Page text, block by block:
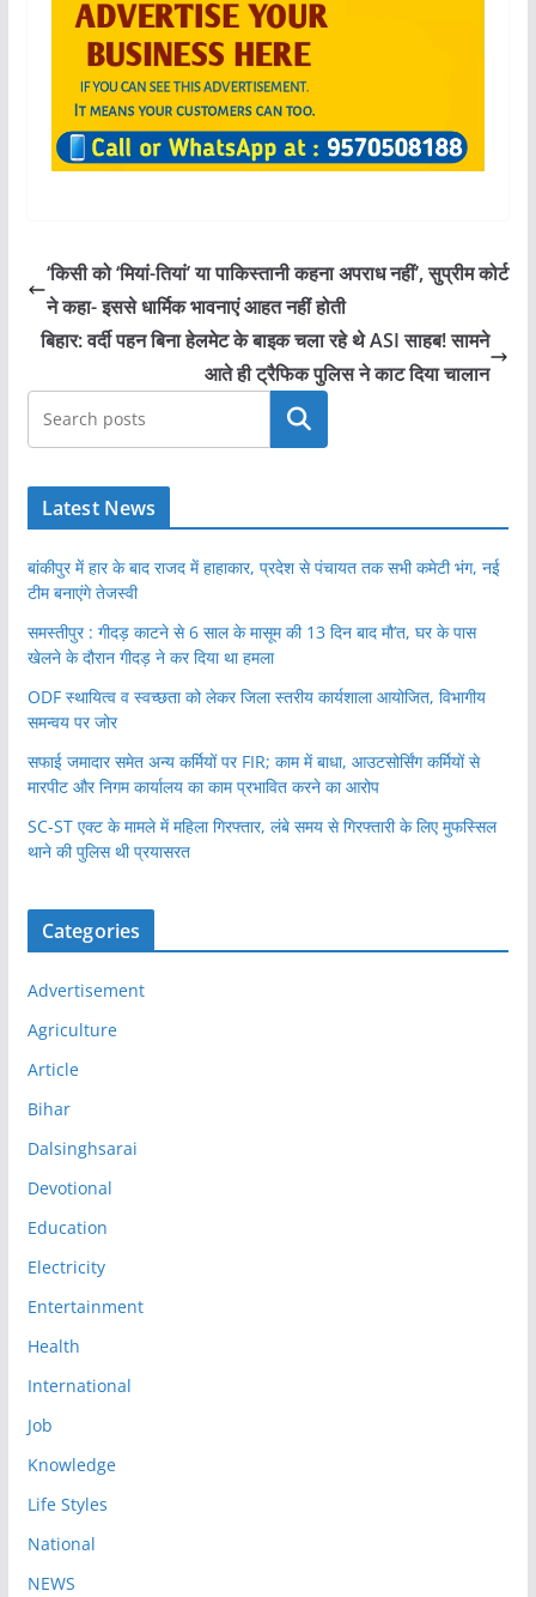
‘किसी को ‘मियां-तियां’ या पाकिस्तानी कहना अपराध नहीं’, सुप्रीम कोर्ट
ने कहा- इससे धार्मिक भावनाएं आहत नहीं होती
बिहार: वर्दी पहन बिना हेलमेट के बाइक चला रहे थे ASI साहब! सामने
आते ही ट्रैफिक पुलिस ने काट दिया चालान
खोजें
Latest News
बांकीपुर में हार के बाद राजद में हाहाकार, प्रदेश से पंचायत तक सभी कमेटी भंग, नई
टीम बनाएंगे तेजस्वी
समस्तीपुर : गीदड़ काटने से 6 साल के मासूम की 13 दिन बाद मौ’त, घर के पास
खेलने के दौरान गीदड़ ने कर दिया था हमला
ODF स्थायित्व व स्वच्छता को लेकर जिला स्तरीय कार्यशाला आयोजित, विभागीय
समन्वय पर जोर
सफाई जमादार समेत अन्य कर्मियों पर FIR; काम में बाधा, आउटसोर्सिंग कर्मियों से
मारपीट और निगम कार्यालय का काम प्रभावित करने का आरोप
SC-ST एक्ट के मामले में महिला गिरफ्तार, लंबे समय से गिरफ्तारी के लिए मुफस्सिल
थाने की पुलिस थी प्रयासरत
Categories
Advertisement
Agriculture
Article
Bihar
Dalsinghsarai
Devotional
Education
Electricity
Entertainment
Health
International
Job
Knowledge
Life Styles
National
NEWS